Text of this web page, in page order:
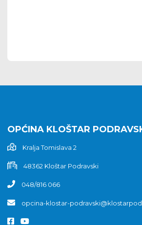
OPĆINA KLOŠTAR
Kralja Tomislava 2
48362 Kloštar Podravski
048/816 066
opcina-klostar-